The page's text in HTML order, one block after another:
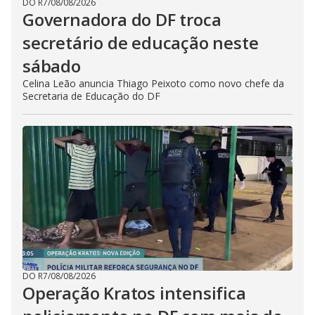
DO R7/08/08/2026
Governadora do DF troca
secretário de educação neste
sábado
Celina Leão anuncia Thiago Peixoto como novo chefe da
Secretaria de Educação do DF
DO R7/08/08/2026
Operação Kratos intensifica